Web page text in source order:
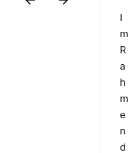
I
m
R
a
h
m
e
n
d